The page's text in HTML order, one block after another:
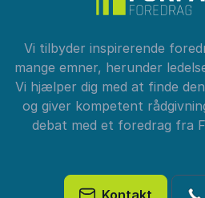
Vi tilbyder inspirerende
mange emner, herunder
Vi hjælper dig med at finde
og giver kompetent
debat med et foredrag fra
Kontakt